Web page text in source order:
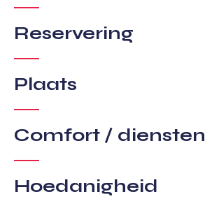
Reservering
Plaats
Comfort / diensten
Hoedanigheid